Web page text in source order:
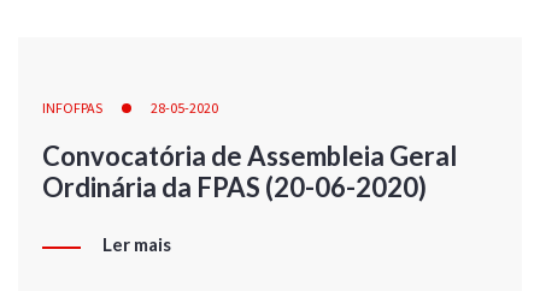
INFOFPAS 28-05-2020
Convocatória de Assembleia Geral
Ordinária da FPAS (20-06-2020)
Ler mais